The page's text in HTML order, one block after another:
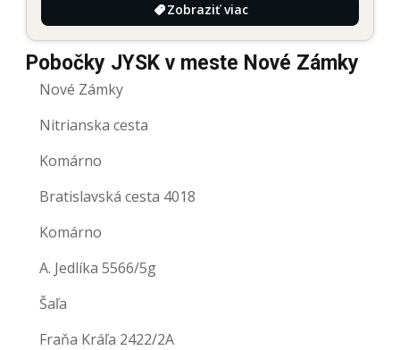
Zobraziť viac
Pobočky JYSK v meste Nové Zámky
Nové Zámky
Nitrianska cesta
Komárno
Bratislavská cesta 4018
Komárno
A. Jedlíka 5566/5g
Šaľa
Fraňa Kráľa 2422/2A